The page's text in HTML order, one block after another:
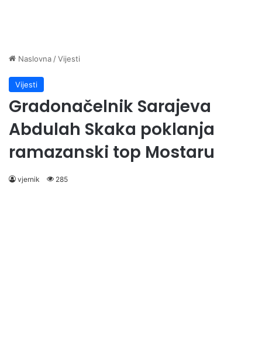
Naslovna /Vijesti
Vijesti
Gradonačelnik Sarajeva
Abdulah Skaka poklanja
ramazanski top Mostaru
vjernik 285